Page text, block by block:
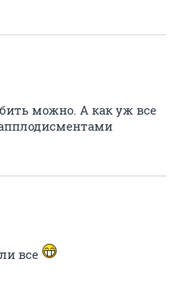
можно. А как уж все
все